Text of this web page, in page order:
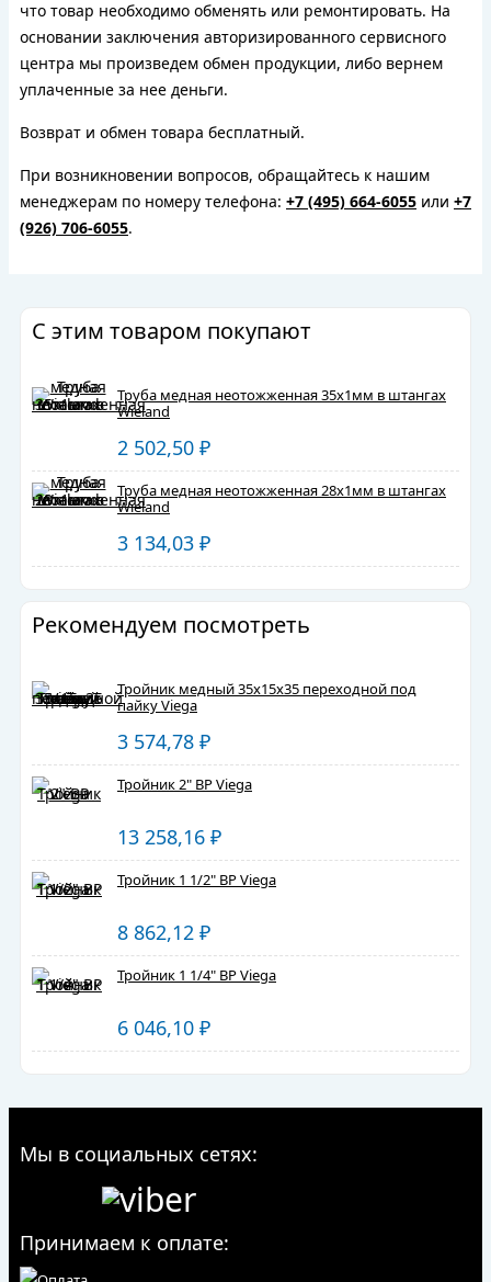
что товар необходимо обменять или ремонтировать. На
основании заключения авторизированного сервисного
центра мы произведем обмен продукции, либо вернем
уплаченные за нее деньги.
Возврат и обмен товара бесплатный.
При возникновении вопросов, обращайтесь к нашим
менеджерам по номеру телефона: +7 (495) 664-6055 или +7
(926) 706-6055.
С этим товаром покупают
Труба медная неотожженная 35х1мм в штангах
Wieland
2 502,50 ₽
Труба медная неотожженная 28х1мм в штангах
Wieland
3 134,03 ₽
Рекомендуем посмотреть
Тройник медный 35х15х35 переходной под
пайку Viega
3 574,78 ₽
Тройник 2" ВР Viega
13 258,16 ₽
Тройник 1 1/2" ВР Viega
8 862,12 ₽
Тройник 1 1/4" ВР Viega
6 046,10 ₽
Мы в социальных сетях:
Принимаем к оплате: